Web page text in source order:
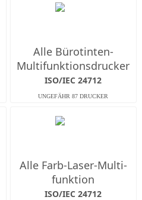
Alle Bürotinten-
Multifunktions­drucker
ISO/IEC 24712
Alle Farb-Laser-Multi­
funktion
ISO/IEC 24712